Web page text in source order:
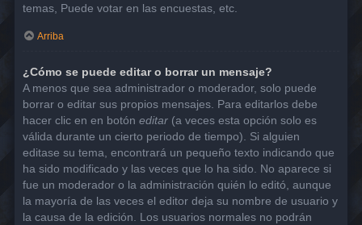
temas, Puede votar en las encuestas, etc.
Arriba
¿Cómo se puede editar o borrar un mensaje?
A menos que sea administrador o moderador, solo puede
borrar o editar sus propios mensajes. Para editarlos debe
hacer clic en en botón editar (a veces esta opción solo es
válida durante un cierto periodo de tiempo). Si alguien
editase su tema, encontrará un pequeño texto indicando que
ha sido modificado y las veces que lo ha sido. No aparece si
fue un moderador o la administración quién lo editó, aunque
la mayoría de las veces el editor deja su nombre de usuario y
la causa de la edición. Los usuarios normales no podrán